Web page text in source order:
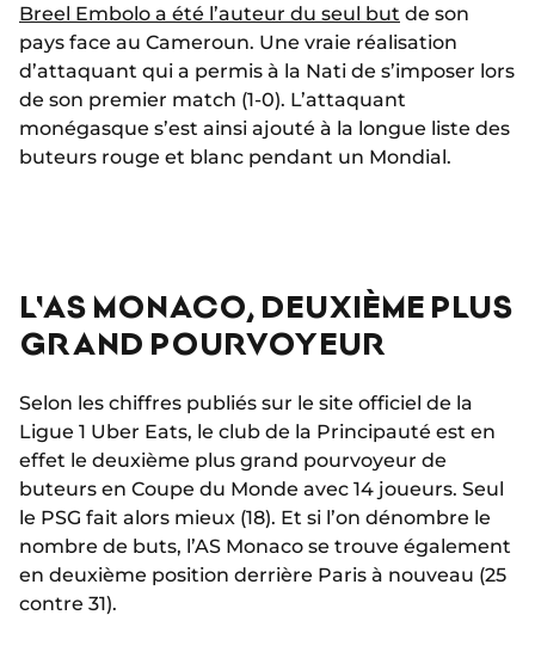
Breel Embolo a été l’auteur du seul but de son
pays face au Cameroun. Une vraie réalisation
d’attaquant qui a permis à la Nati de s’imposer lors
de son premier match (1-0). L’attaquant
monégasque s’est ainsi ajouté à la longue liste des
buteurs rouge et blanc pendant un Mondial.
L'AS MONACO, DEUXIÈME PLUS
GRAND POURVOYEUR
Selon les chiffres publiés sur le site officiel de la
Ligue 1 Uber Eats, le club de la Principauté est en
effet le deuxième plus grand pourvoyeur de
buteurs en Coupe du Monde avec 14 joueurs. Seul
le PSG fait alors mieux (18). Et si l’on dénombre le
nombre de buts, l’AS Monaco se trouve également
en deuxième position derrière Paris à nouveau (25
contre 31).